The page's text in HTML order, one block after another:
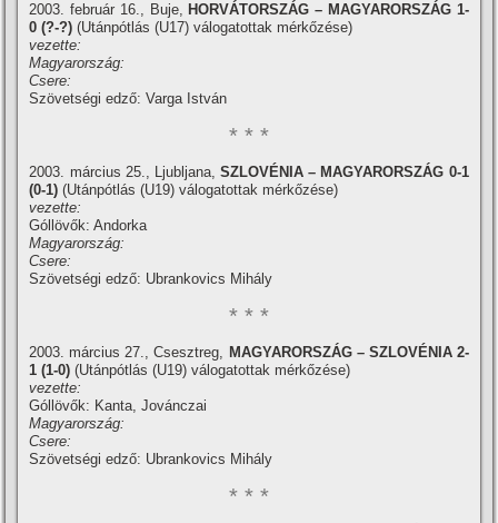
2003. február 16., Buje, HORVÁTORSZÁG – MAGYARORSZÁG 1-
0 (?-?) (Utánpótlás (U17) válogatottak mérkőzése)
vezette:
Magyarország:
Csere:
Szövetségi edző: Varga István
* * *
2003. március 25., Ljubljana,SZLOVÉNIA – MAGYARORSZÁG 0-1
(0-1) (Utánpótlás (U19) válogatottak mérkőzése)
vezette:
Góllövők: Andorka
Magyarország:
Csere:
Szövetségi edző: Ubrankovics Mihály
* * *
2003. március 27., Csesztreg, MAGYARORSZÁG– SZLOVÉNIA 2-
1 (1-0) (Utánpótlás (U19) válogatottak mérkőzése)
vezette:
Góllövők: Kanta, Jovánczai
Magyarország:
Csere:
Szövetségi edző: Ubrankovics Mihály
* * *